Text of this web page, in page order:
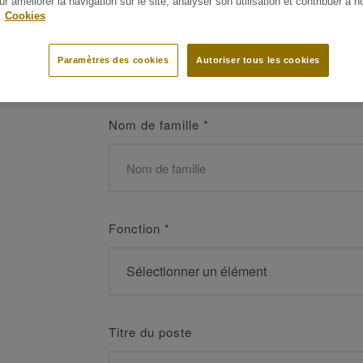
Nom de famille *
Fonction *
Titre du poste
Cookies
Autoriser tous les cookies
Paramètres des cookies